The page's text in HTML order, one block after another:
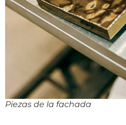
Piezas de la fachada